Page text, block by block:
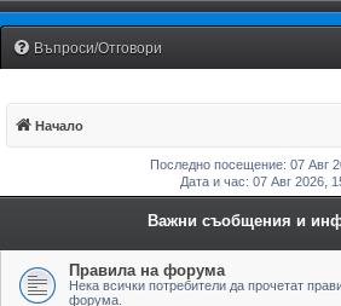
Fiat Uno Club
Въпроси/Отговори
Начало
Последно посещение: 07 Авг
Дата и час: 07 Авг 2026,
Важни съобщения и
Правила на форума
Нека всички потребители да прочетат
форума.